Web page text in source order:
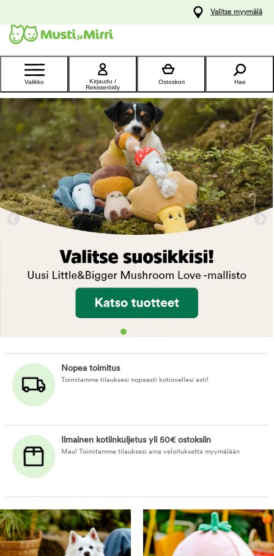
Ota yhteyttä
asiakaspalveluun
Valitse myymälä
Valikko
Kirjaudu /
Rekisteröidy
Ostoskori Hae
Nopea toimitus
Toimitamme tilauksesi nopeasti kotiovellesi asti!
Ilmainen kotiinkuljetus yli 50€ ostoksiin
Mau! Toimitamme tilauksesi aina veloituksetta myymälään